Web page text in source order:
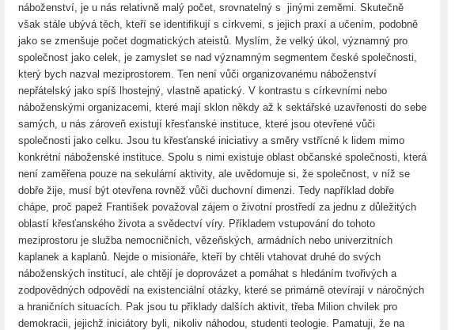
náboženství, je u nás relativně malý počet, srovnatelný s jinými zeměmi. Skutečně
však stále ubývá těch, kteří se identifikují s církvemi, s jejich praxí a učením, podobně
jako se zmenšuje počet dogmatických ateistů. Myslím, že velký úkol, významný pro
společnost jako celek, je zamyslet se nad významným segmentem české společnosti,
který bych nazval meziprostorem. Ten není vůči organizovanému náboženství
nepřátelský jako spíš lhostejný, vlastně apatický. V kontrastu s církevními nebo
náboženskými organizacemi, které mají sklon někdy až k sektářské uzavřenosti do sebe
samých, u nás zároveň existují křesťanské instituce, které jsou otevřené vůči
společnosti jako celku. Jsou tu křesťanské iniciativy a směry vstřícné k lidem mimo
konkrétní náboženské instituce. Spolu s nimi existuje oblast občanské společnosti, která
není zaměřena pouze na sekulární aktivity, ale uvědomuje si, že společnost, v níž se
dobře žije, musí být otevřena rovněž vůči duchovní dimenzi. Tedy například dobře
chápe, proč papež František považoval zájem o životní prostředí za jednu z důležitých
oblastí křesťanského života a svědectví víry. Příkladem vstupování do tohoto
meziprostoru je služba nemocničních, vězeňských, armádních nebo univerzitních
kaplanek a kaplanů. Nejde o misionáře, kteří by chtěli vtahovat druhé do svých
náboženských institucí, ale chtějí je doprovázet a pomáhat s hledáním tvořivých a
zodpovědných odpovědí na existenciální otázky, které se primárně otevírají v náročných
a hraničních situacích. Pak jsou tu příklady dalších aktivit, třeba Milion chvilek pro
demokracii, jejichž iniciátory byli, nikoliv náhodou, studenti teologie. Pamatuji, že na